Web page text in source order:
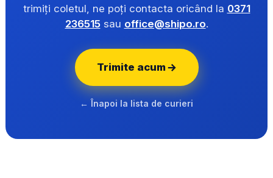
trimiți coletul, ne poți contacta oricând la 0371
236515sau office@shipo.ro.
Trimite acum
← Înapoi la lista de curieri